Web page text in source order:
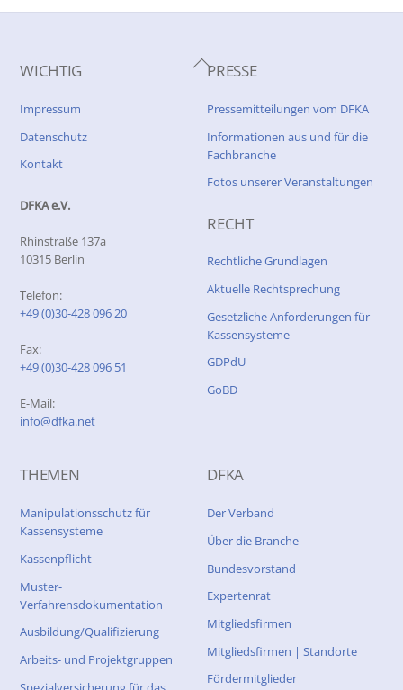
Back
To
WICHTIG
Impressum
Datenschutz
Kontakt
DFKA e.V.
Rhinstraße 137a
10315 Berlin
Telefon:
+49 (0)30-428 096 20
Fax:
+49 (0)30-428 096 51
E-Mail:
info@dfka.net
PRESSE
Pressemitteilungen vom DFKA
Informationen aus und für die
Fachbranche
Fotos unserer Veranstaltungen
RECHT
Rechtliche Grundlagen
Aktuelle Rechtsprechung
Gesetzliche Anforderungen für
Kassensysteme
GDPdU
GoBD
THEMEN
Manipulationsschutz für
Kassensysteme
Kassenpflicht
Muster-
Verfahrensdokumentation
Ausbildung/Qualifizierung
Arbeits- und Projektgruppen
DFKA
Der Verband
Über die Branche
Bundesvorstand
Expertenrat
Mitgliedsfirmen
Mitgliedsfirmen | Standorte
Fördermitglieder